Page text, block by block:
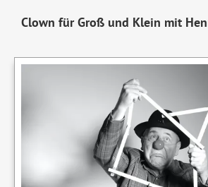
Clown für Groß und Klein mit